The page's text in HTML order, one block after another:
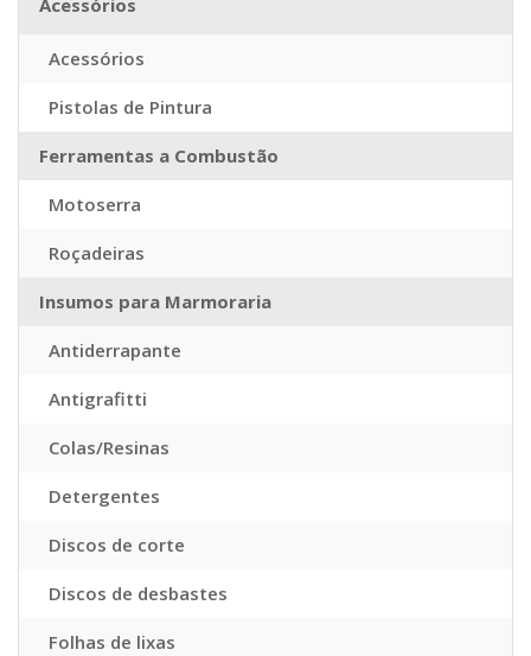
Acessórios
Acessórios
Pistolas de Pintura
Ferramentas a Combustão
Motoserra
Roçadeiras
Insumos para Marmoraria
Antiderrapante
Antigrafitti
Colas/Resinas
Detergentes
Discos de corte
Discos de desbastes
Folhas de lixas